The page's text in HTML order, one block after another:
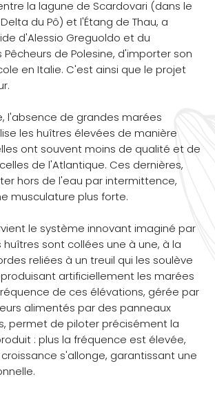
la lagune de Scardovari (dans le
du Pô) et l'Étang de Thau, a
d'Alessio Greguoldo et du
de Polesine, d'importer son
en Italie. C'est ainsi que le projet
l'absence de grandes marées
les huîtres élevées de manière
ont souvent moins de qualité et de
de l'Atlantique. Ces dernières,
hors de l'eau par intermittence,
musculature plus forte.
le système innovant imaginé par
huîtres sont collées une à une, à la
reliées à un treuil qui les soulève
artificiellement les marées
de ces élévations, gérée par
alimentés par des panneaux
permet de piloter précisément la
: plus la fréquence est élevée,
s'allonge, garantissant une